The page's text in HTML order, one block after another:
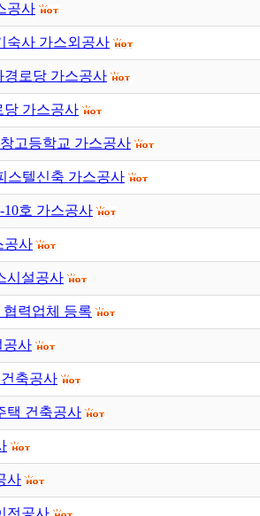
공사
숙사 가스외공사
경로당 가스공사
당 가스공사
고등학교 가스공사
스텔신축 가스공사
10호 가스공사
공사
시설공사
력업체 등록
공사
축공사
택 건축공사
사